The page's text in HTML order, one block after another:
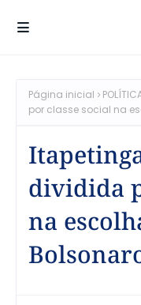
Página inicial
por classe social na
dividida
na